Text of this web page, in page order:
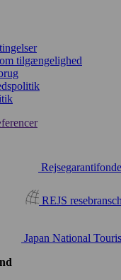
tilgængelighed
REJS
Japan National